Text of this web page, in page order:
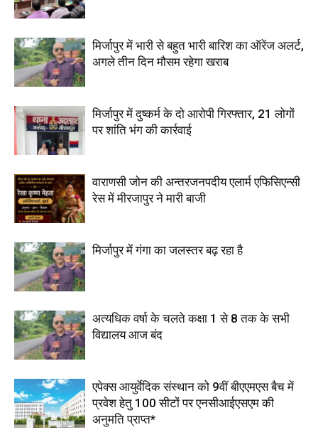
मिर्जापुर में भारी से बहुत भारी बारिश का ऑरेंज अलर्ट,
अगले तीन दिन मौसम रहेगा खराब
मिर्जापुर में दुष्कर्म के दो आरोपी गिरफ्तार, 21 लोगों
पर शांति भंग की कार्रवाई
वाराणसी जोन की अन्तरजनपदीय एलार्म एफिसिएन्सी
रेस में मीरजापुर ने मारी बाजी
मिर्जापुर में गंगा का जलस्तर बढ़ रहा है
अत्यधिक वर्षा के चलते कक्षा 1 से 8 तक के सभी
विद्यालय आज बंद
एपेक्स आयुर्वेदिक संस्थान को 9वीं बीएएमएस बैच में
प्रवेश हेतु 100 सीटों पर एनसीआईएसएम की
अनुमति प्राप्त*